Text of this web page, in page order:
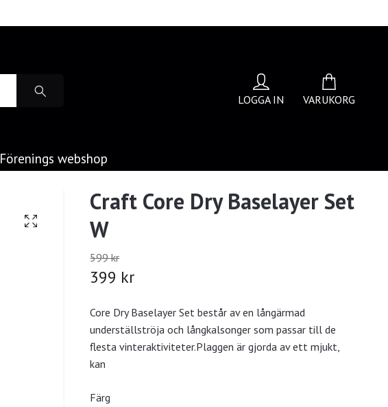
LOGGA IN VARUKORG
Förenings webshop
Craft Core Dry Baselayer Set
W
599 kr
399 kr
Core Dry Baselayer Set består av en långärmad
underställströja och långkalsonger som passar till de
flesta vinteraktiviteter.Plaggen är gjorda av ett mjukt,
kan
Färg